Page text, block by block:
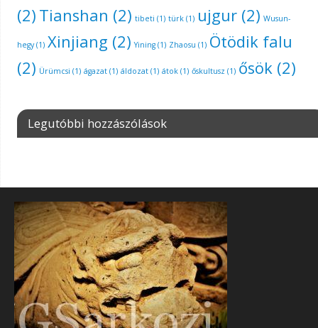
(2) Tianshan (2) tibeti (1) türk(1) ujgur(2) Wusun-
hegy(1) Xinjiang (2) Yining(1) Zhaosu (1) Ötödik falu
(2) Ürümcsi (1) ágazat(1) áldozat(1) átok(1) őskultusz (1) ősök(2)
Legutóbbi hozzászólások